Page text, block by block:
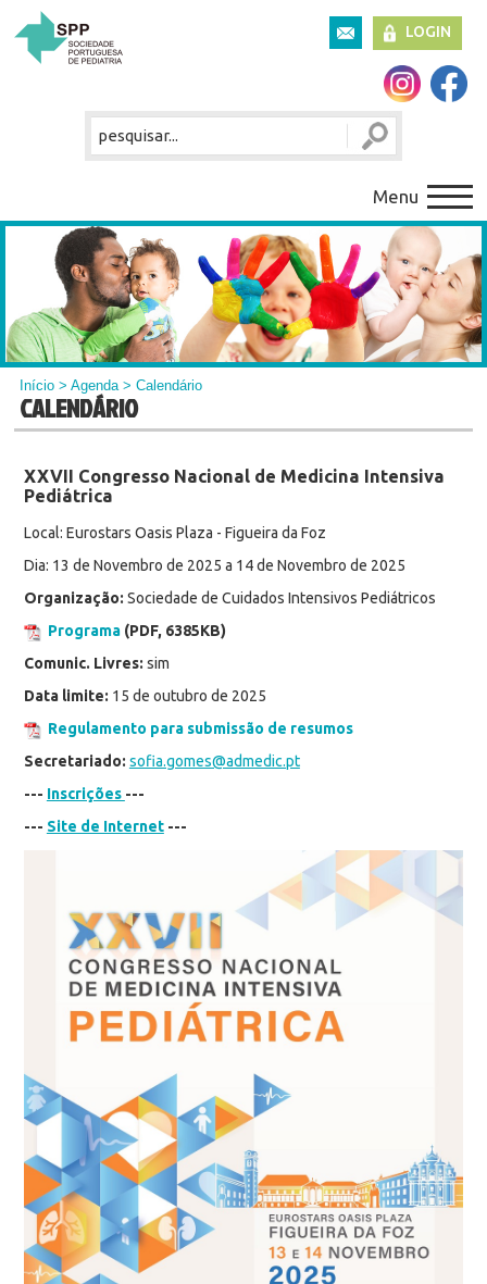
LOGIN
Menu
Início >Agenda> Calendário
CALENDÁRIO
XXVII Congresso Nacional de Medicina Intensiva
Pediátrica
Local: Eurostars Oasis Plaza - Figueira da Foz
Dia: 13 de Novembro de 2025 a 14 de Novembro de 2025
Organização: Sociedade de Cuidados Intensivos Pediátricos
Programa(PDF, 6385KB)
Comunic. Livres: sim
Data limite: 15 de outubro de 2025
Regulamento para submissão de resumos
Secretariado: sofia.gomes@admedic.pt
--- Inscrições ---
--- Site de Internet---